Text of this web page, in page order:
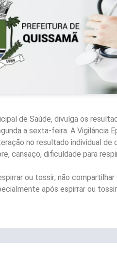
de Saúde, divulga os
a sexta-feira. A Vigilância
no resultado individual de
cansaço, dificuldade para
ou tossir; não
após espirrar ou